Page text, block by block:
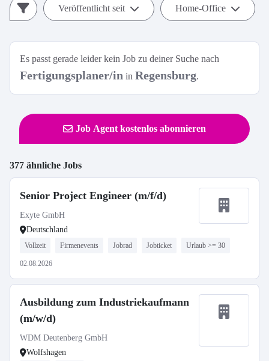
Veröffentlicht seit Home-Office
Es passt gerade leider kein Job zu deiner Suche nach
Fertigungsplaner/in in Regensburg.
Job Agent kostenlos abonnieren
377 ähnliche Jobs
Senior Project Engineer (m/f/d)
Exyte GmbH
Deutschland
Vollzeit Firmenevents Jobrad Jobticket Urlaub >= 30
02.08.2026
Ausbildung zum Industriekaufmann
(m/w/d)
WDM Deutenberg GmbH
Wolfshagen